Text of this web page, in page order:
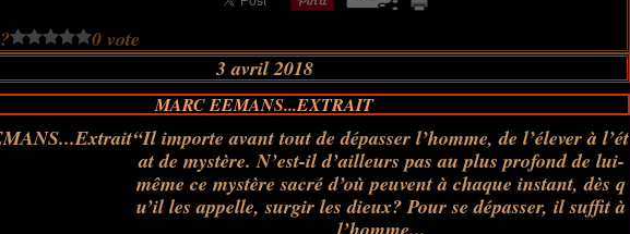
0 vote
3 avril 2018
MARC EEMANS...EXTRAIT
“Il importe avant tout de dépasser l’homme, de l’élever à l’ét
at de mystère. N’est-il d’ailleurs pas au plus profond de lui-
même ce mystère sacré d’où peuvent à chaque instant, dès q
u’il les appelle, surgir les dieux? Pour se dépasser, il suffit à